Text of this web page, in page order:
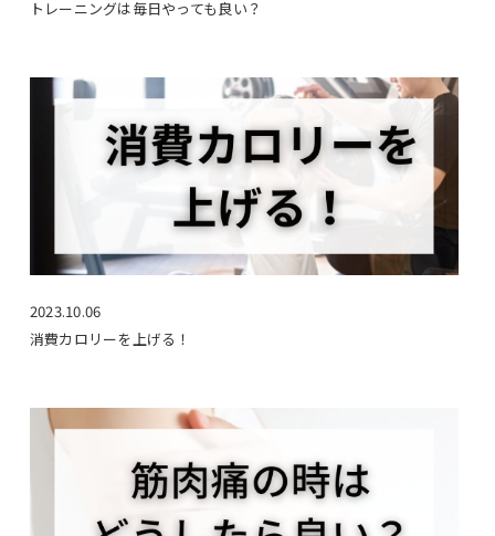
トレーニングは毎日やっても良い？
2023.10.06
消費カロリーを上げる！